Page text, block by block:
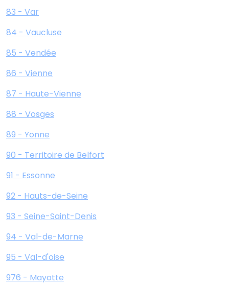
83 - Var
84 - Vaucluse
85 - Vendée
86 - Vienne
87 - Haute-Vienne
88 - Vosges
89 - Yonne
90 - Territoire de Belfort
91 - Essonne
92 - Hauts-de-Seine
93 - Seine-Saint-Denis
94 - Val-de-Marne
95 - Val-d'oise
976 - Mayotte